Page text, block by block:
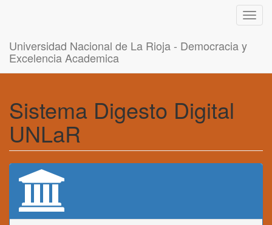
Universidad Nacional de La Rioja - Democracia y
Excelencia Academica
Sistema Digesto Digital
UNLaR